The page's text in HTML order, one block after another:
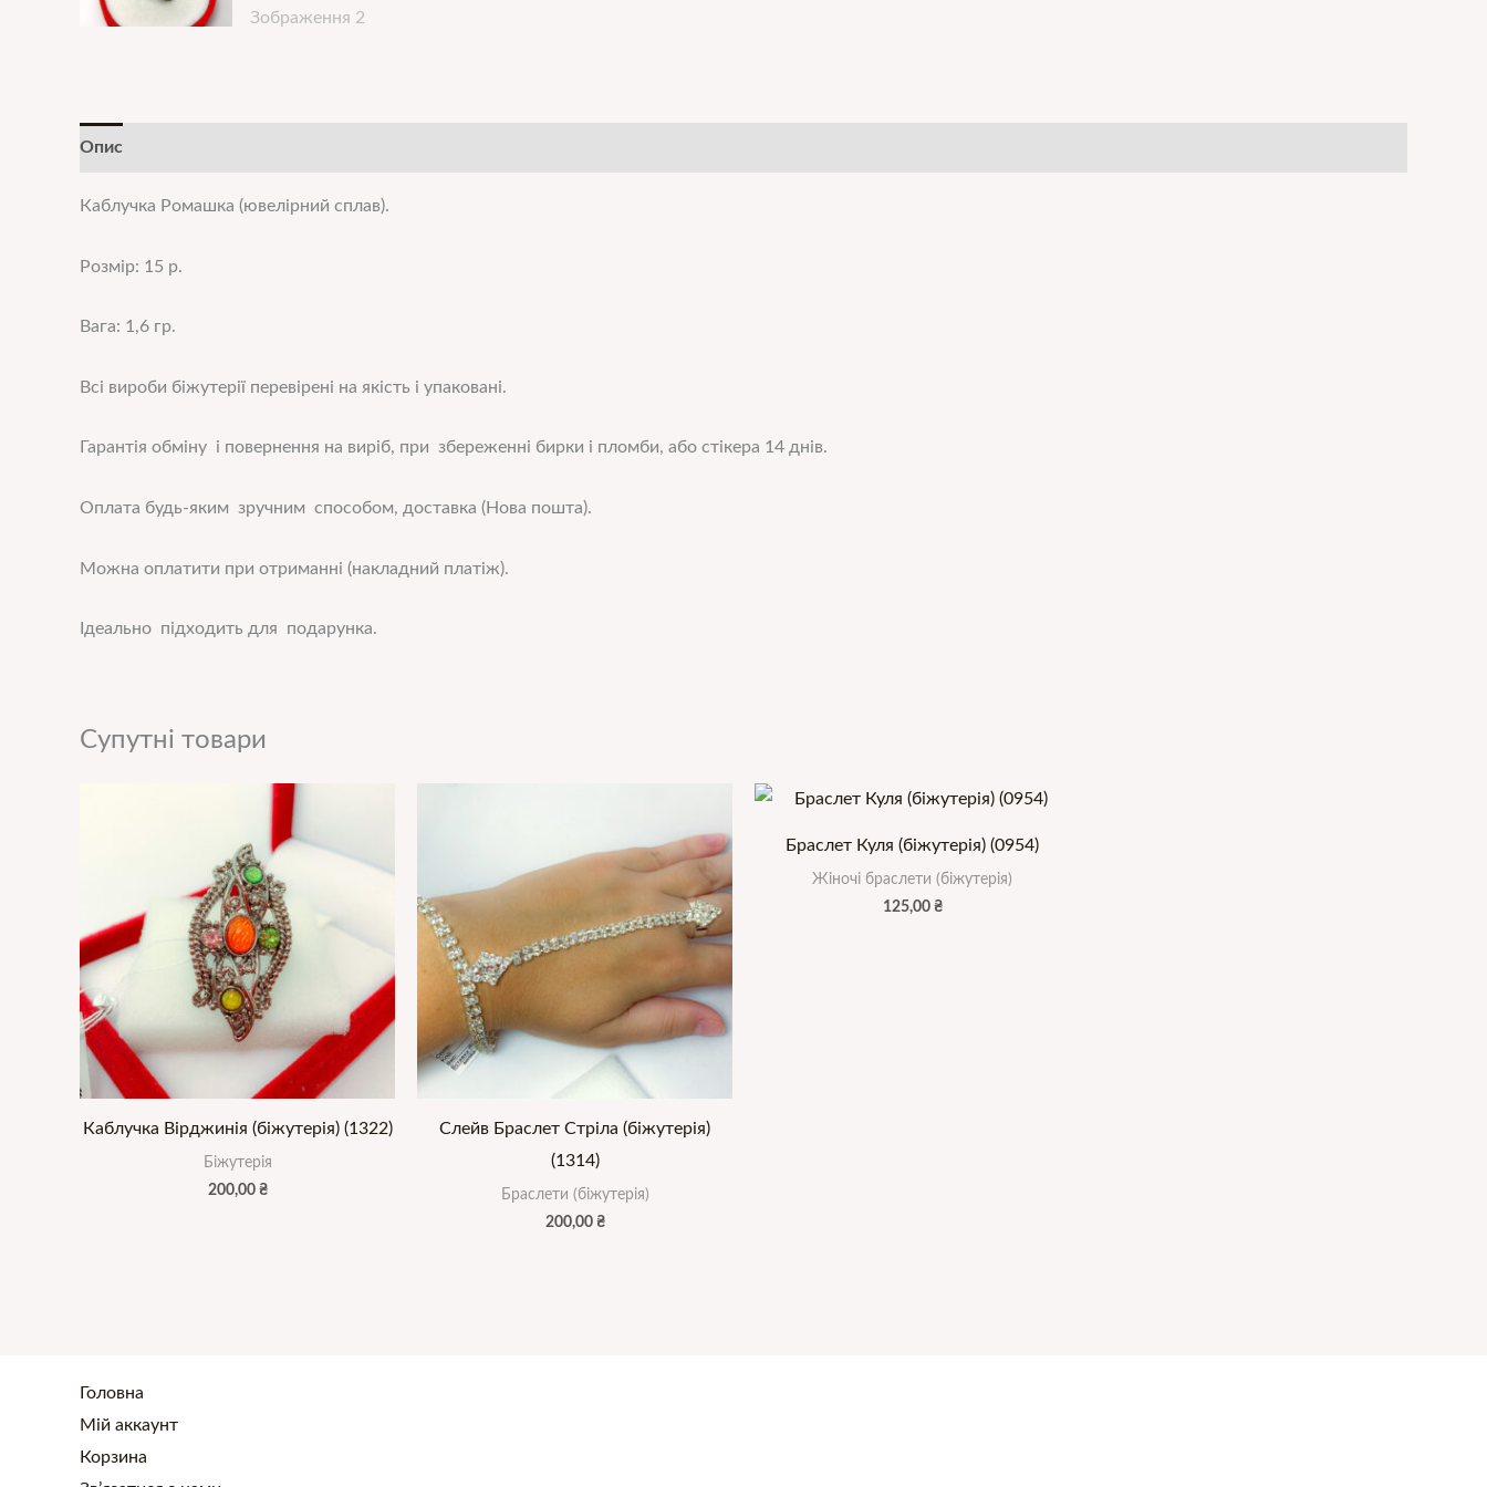
Опис
Каблучка Ромашка (ювелірний сплав).
Розмір: 15 р.
Вага: 1,6 гр.
Всі вироби біжутерії перевірені на якість і упаковані.
Гарантія обміну і повернення на виріб, при збереженні бирки і пломби, або стікера 14 днів.
Оплата будь-яким зручним способом, доставка (Нова пошта).
Можна оплатити при отриманні (накладний платіж).
Ідеально підходить для подарунка.
Супутні товари
Каблучка Вірджинія (біжутерія) (1322)
Біжутерія
200,00 ₴
Слейв Браслет Стріла (біжутерія)
(1314)
Браслети (біжутерія)
200,00 ₴
Браслет Куля (біжутерія) (0954)
Жіночі браслети (біжутерія)
125,00 ₴
Головна
Мій аккаунт
Корзина